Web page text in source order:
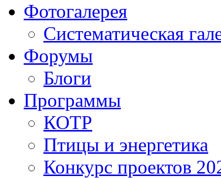
Фотогалерея
Систематическая
Форумы
Блоги
Программы
КОТР
Птицы и энергетика
Конкурс проектов